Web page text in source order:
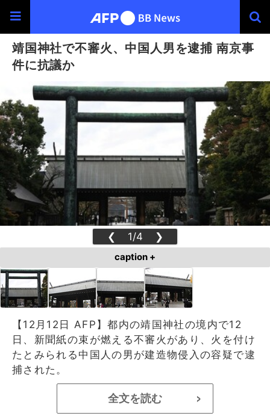
靖国神社で不審火、中国人男を逮捕 南京事
件に抗議か
❮ 1/4 ❯
caption +
【12月12日 AFP】都内の靖国神社の境内で12
日、新聞紙の束が燃える不審火があり、火を付け
たとみられる中国人の男が建造物侵入の容疑で逮
捕された。
全文を読む >